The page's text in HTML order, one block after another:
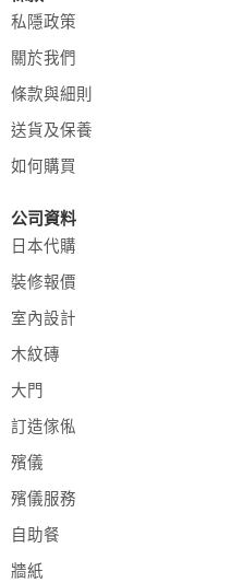
私隱政策
關於我們
條款與細則
送貨及保養
如何購買
公司資料
日本代購
裝修報價
室內設計
木紋磚
大門
訂造傢俬
殯儀
殯儀服務
自助餐
牆紙